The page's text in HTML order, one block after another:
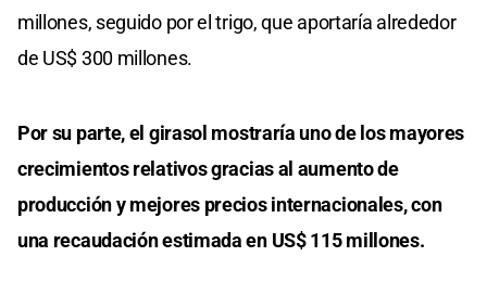
millones, seguido por el trigo, que aportaría alrededor
de US$ 300 millones.
Por su parte, el girasol mostraría uno de los mayores
crecimientos relativos gracias al aumento de
producción y mejores precios internacionales, con
una recaudación estimada en US$ 115 millones.